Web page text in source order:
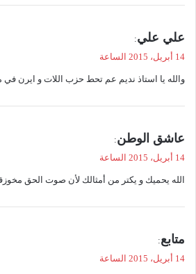
ي
ل
علي علي:
14 أبريل، 2015 الساعة
والله يا استاذ نديم عم تحط حزب اللات و ايرن
ي
ل
عاشق الوطن:
14 أبريل، 2015 الساعة
الله يحميك و يكتر من أمثالك لأن صوت الحق
متابع:
14 أبريل، 2015 الساعة